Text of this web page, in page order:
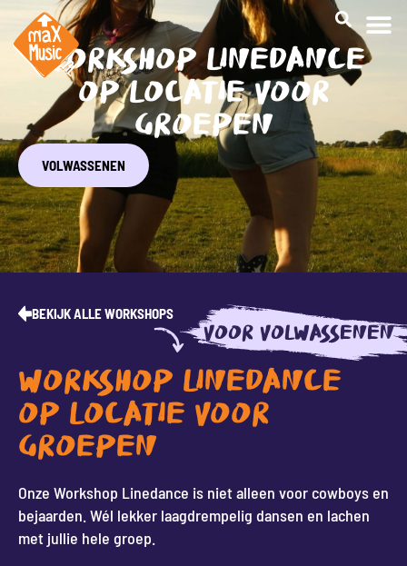
WORKSHOP LINEDANCE
OP LOCATIE VOOR
GROEPEN
VOLWASSENEN
BEKIJK ALLE WORKSHOPS
VOOR VOLWASSENEN
WORKSHOP LINEDANCE
OP LOCATIE VOOR
GROEPEN
Onze Workshop Linedance is niet alleen voor cowboys en
bejaarden. Wél lekker laagdrempelig dansen en lachen
met jullie hele groep.